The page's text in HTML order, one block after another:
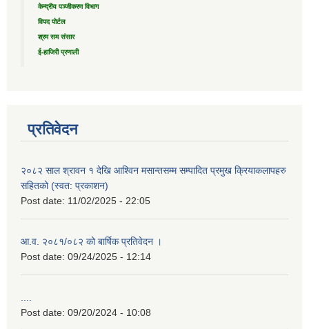
केन्द्रीय पञ्जीकरण विभाग
विपद पोर्टल
श्रम सम संसार
ई-हाजिरी प्रणाली
प्रतिवेदन
२०८२ साल श्रावन १ देखि आश्विन मसान्तसम्म सम्पादित प्रमुख क्रियाकलापहरु
सहितको (स्वत: प्रकाशन)
Post date: 11/02/2025 - 22:05
आ.व. २०८१/०८२ को बार्षिक प्रतिवेदन ।
Post date: 09/24/2025 - 12:14
Post date: 09/20/2024 - 10:08